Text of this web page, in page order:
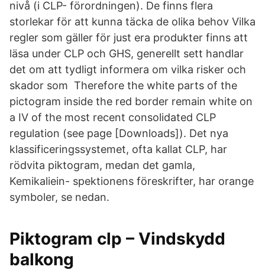
nivå (i CLP- förordningen). De finns flera
storlekar för att kunna täcka de olika behov Vilka
regler som gäller för just era produkter finns att
läsa under CLP och GHS, generellt sett handlar
det om att tydligt informera om vilka risker och
skador som Therefore the white parts of the
pictogram inside the red border remain white on
a IV of the most recent consolidated CLP
regulation (see page [Downloads]). Det nya
klassificeringssystemet, ofta kallat CLP, har
rödvita piktogram, medan det gamla,
Kemikaliein- spektionens föreskrifter, har orange
symboler, se nedan.
Piktogram clp – Vindskydd
balkong